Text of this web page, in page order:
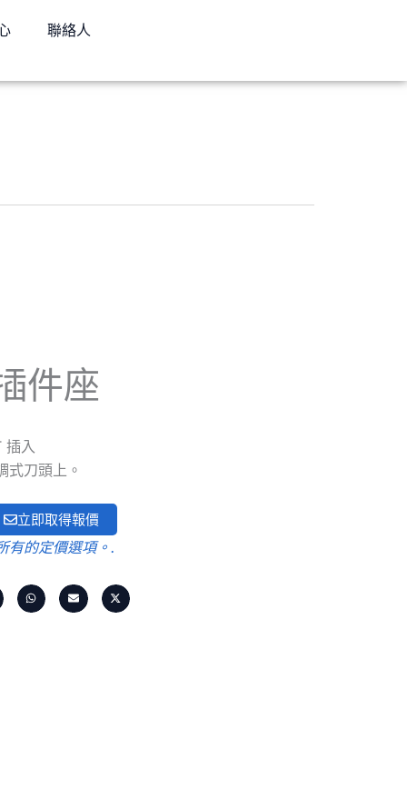
聯絡人
件座
入
式刀頭上。
立即取得報價
有的定價選項。.